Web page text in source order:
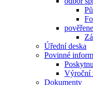
Úřední deska
Povinné
Výroční
Dokumenty